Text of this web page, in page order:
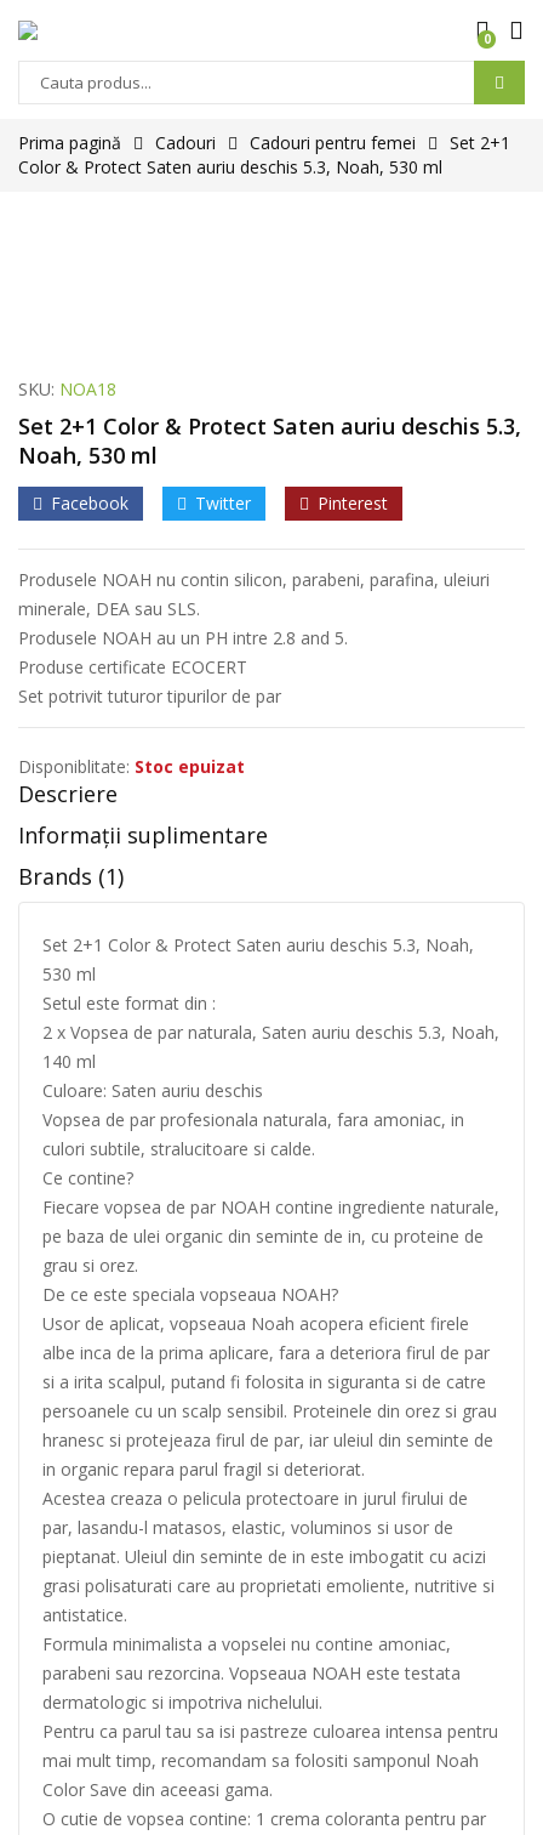
0
Prima pagină Cadouri Cadouri pentru femei
Set 2+1
Color & Protect Saten auriu deschis 5.3, Noah, 530 ml
SKU: NOA18
Set 2+1 Color & Protect Saten auriu deschis 5.3,
Noah, 530 ml
Facebook Twitter Pinterest
Produsele NOAH nu contin silicon, parabeni, parafina, uleiuri
minerale, DEA sau SLS.
Produsele NOAH au un PH intre 2.8 and 5.
Produse certificate ECOCERT
Set potrivit tuturor tipurilor de par
Disponiblitate: Stoc epuizat
Descriere
Informații suplimentare
Brands (1)
Set 2+1 Color & Protect Saten auriu deschis 5.3, Noah,
530 ml
Setul este format din :
2 x Vopsea de par naturala, Saten auriu deschis 5.3, Noah,
140 ml
Culoare: Saten auriu deschis
Vopsea de par profesionala naturala, fara amoniac, in
culori subtile, stralucitoare si calde.
Ce contine?
Fiecare vopsea de par NOAH contine ingrediente naturale,
pe baza de ulei organic din seminte de in, cu proteine de
grau si orez.
De ce este speciala vopseaua NOAH?
Usor de aplicat, vopseaua Noah acopera eficient firele
albe inca de la prima aplicare, fara a deteriora firul de par
si a irita scalpul, putand fi folosita in siguranta si de catre
persoanele cu un scalp sensibil. Proteinele din orez si grau
hranesc si protejeaza firul de par, iar uleiul din seminte de
in organic repara parul fragil si deteriorat.
Acestea creaza o pelicula protectoare in jurul firului de
par, lasandu-l matasos, elastic, voluminos si usor de
pieptanat. Uleiul din seminte de in este imbogatit cu acizi
grasi polisaturati care au proprietati emoliente, nutritive si
antistatice.
Formula minimalista a vopselei nu contine amoniac,
parabeni sau rezorcina. Vopseaua NOAH este testata
dermatologic si impotriva nichelului.
Pentru ca parul tau sa isi pastreze culoarea intensa pentru
mai mult timp, recomandam sa folositi samponul Noah
Color Save din aceeasi gama.
O cutie de vopsea contine: 1 crema coloranta pentru par